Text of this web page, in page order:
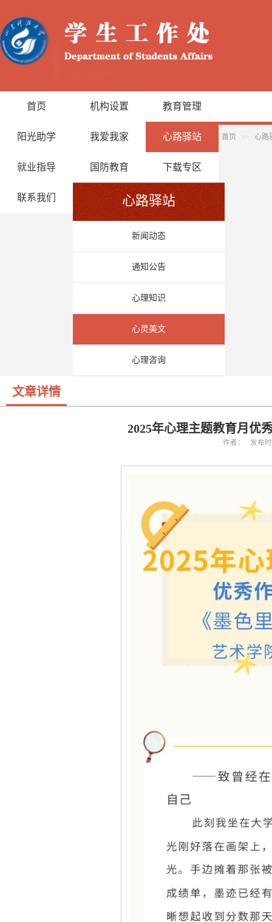
首页 机构设置 教育管理
阳光助学 我爱我家 心路驿站
就业指导 国防教育 下载专区
联系我们
首页 >> 心路
心路驿站
新闻动态
通知公告
心理知识
心灵美文
心理咨询
文章详情
2025年心理主题教育月优
作者： 发布